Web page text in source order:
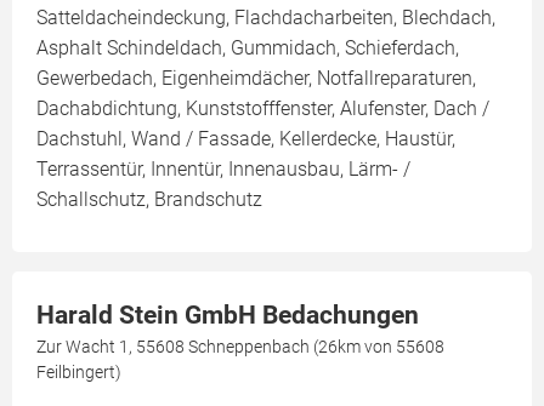
Satteldacheindeckung, Flachdacharbeiten, Blechdach,
Asphalt Schindeldach, Gummidach, Schieferdach,
Gewerbedach, Eigenheimdächer, Notfallreparaturen,
Dachabdichtung, Kunststofffenster, Alufenster, Dach /
Dachstuhl, Wand / Fassade, Kellerdecke, Haustür,
Terrassentür, Innentür, Innenausbau, Lärm- /
Schallschutz, Brandschutz
Harald Stein GmbH Bedachungen
Zur Wacht 1, 55608 Schneppenbach (26km von 55608
Feilbingert)